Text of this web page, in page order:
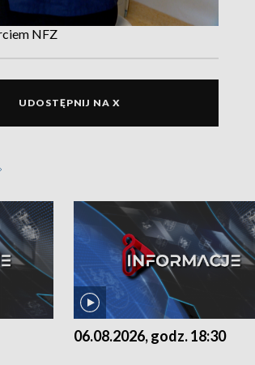
NFZ
UDOSTĘPNIJ NA X
06.08.2026, godz. 18:30